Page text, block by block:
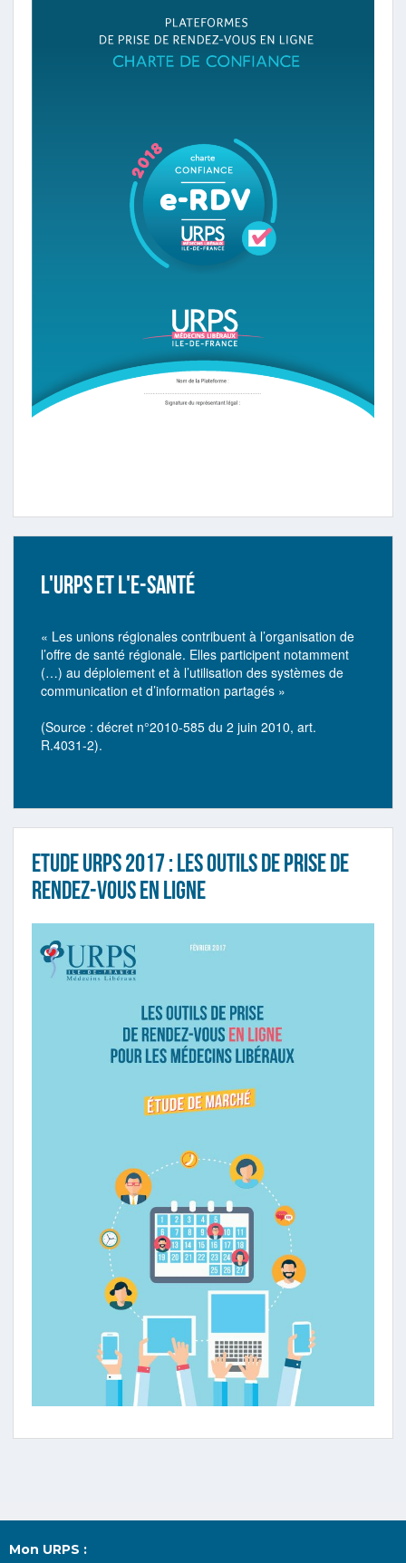
L'URPS ET L'E-SANTÉ
« Les unions régionales contribuent à l’organisation de
l’offre de santé régionale. Elles participent notamment
(…) au déploiement et à l’utilisation des systèmes de
communication et d’information partagés »
(Source : décret n°2010-585 du 2 juin 2010, art.
R.4031-2).
Etude URPS 2017 : les outils de prise de
rendez-vous en ligne
Mon URPS :